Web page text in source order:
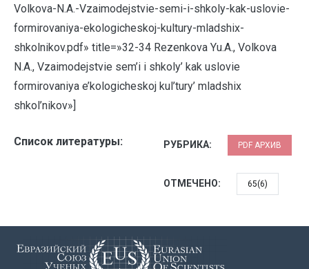
Volkova-N.A.-Vzaimodejstvie-semi-i-shkoly-kak-uslovie-
formirovaniya-ekologicheskoj-kultury-mladshix-
shkolnikov.pdf» title=»32-34 Rezenkova Yu.A., Volkova
N.A., Vzaimodejstvie sem’i i shkoly’ kak uslovie
formirovaniya e’kologicheskoj kul’tury’ mladshix
shkol’nikov»]
Список литературы: РУБРИКА: PDF АРХИВ
ОТМЕЧЕНО: 65(6)